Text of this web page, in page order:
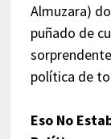
Almuzara)
puñado de
política de
Eso No